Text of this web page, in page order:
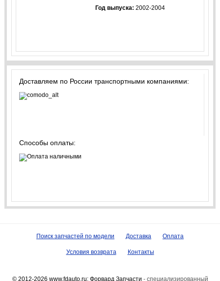
Год выпуска: 2002-2004
Доставляем по России транспортными компаниями:
Способы оплаты:
Поиск запчастей по модели Доставка Оплата
Условия возврата Контакты
© 2012-2026 www.fdauto.ru: Форвард Запчасти - специализированный